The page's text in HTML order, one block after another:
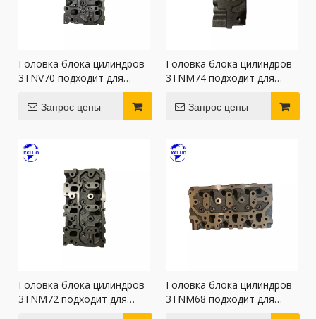
Головка блока цилиндров
3TNV70 подходит для
Запрос цены
Головка блока цилиндров
3TNM74 подходит для
Запрос цены
Головка блока цилиндров
3TNM72 подходит для
Головка блока цилиндров
3TNM68 подходит для